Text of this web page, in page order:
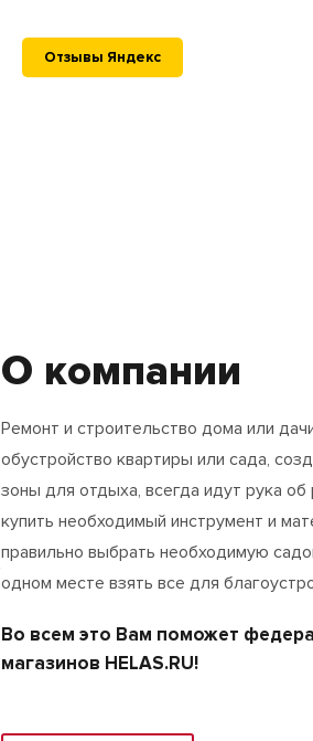
Отзывы Яндекс
О компании
Ремонт и строительство дома или
обустройство квартиры или сада,
зоны для отдыха, всегда идут рука об
купить необходимый инструмент и
правильно выбрать необходимую
одном месте взять все для
Во всем это Вам поможет
магазинов HELAS.RU!